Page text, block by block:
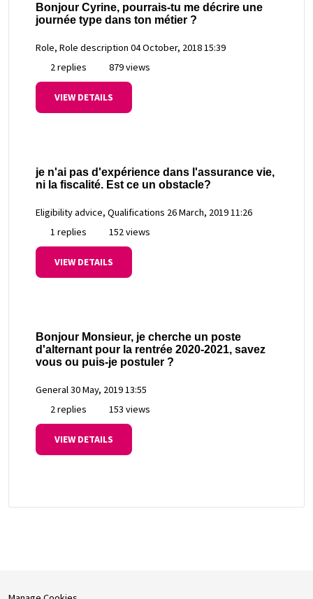
Bonjour Cyrine, pourrais-tu me décrire une
journée type dans ton métier ?
Role, Role description 04 October, 2018 15:39
2 replies
879 views
VIEW DETAILS
je n'ai pas d'expérience dans l'assurance vie,
ni la fiscalité. Est ce un obstacle?
Eligibility advice, Qualifications 26 March, 2019 11:26
1 replies
152 views
VIEW DETAILS
Bonjour Monsieur, je cherche un poste
d'alternant pour la rentrée 2020-2021, savez
vous ou puis-je postuler ?
General30 May, 2019 13:55
2 replies
153 views
VIEW DETAILS